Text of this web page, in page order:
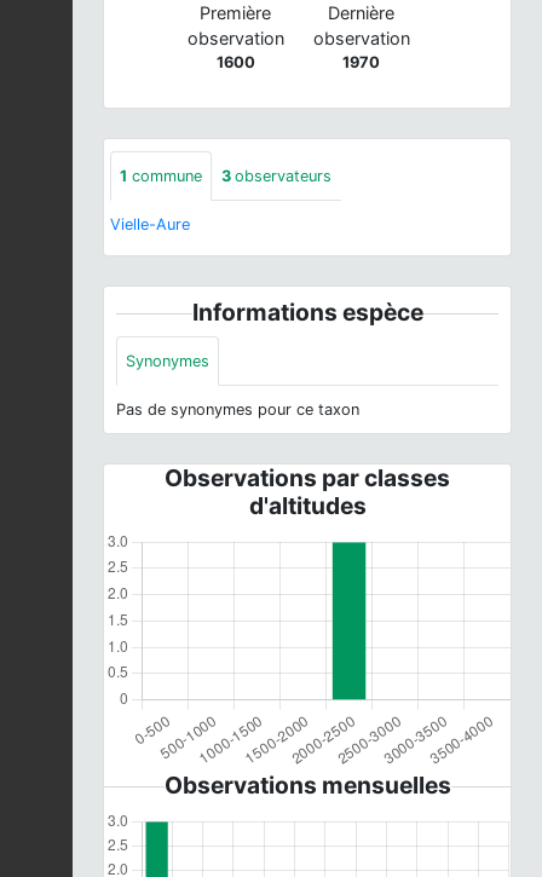
Première
observation
1600
Dernière
observation
1970
1 commune 3 observateurs
Vielle-Aure
Informations espèce
Synonymes
Pas de synonymes pour ce taxon
Observations par classes
d'altitudes
Observations mensuelles